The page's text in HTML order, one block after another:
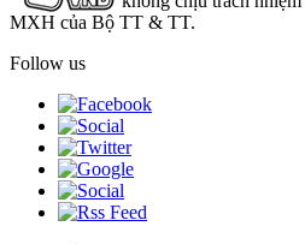
MXH của Bộ TT & TT.
Follow us